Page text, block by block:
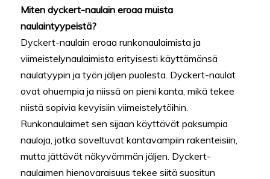
Miten dyckert-naulain eroaa muista
naulaintyypeistä?
Dyckert-naulain eroaa runkonaulaimista ja
viimeistelynaulaimista erityisesti käyttämänsä
naulatyypin ja työn jäljen puolesta. Dyckert-naulat
ovat ohuempia ja niissä on pieni kanta, mikä tekee
niistä sopivia kevyisiin viimeistelytöihin.
Runkonaulaimet sen sijaan käyttävät paksumpia
nauloja, jotka soveltuvat kantavampiin rakenteisiin,
mutta jättävät näkyvämmän jäljen. Dyckert-
naulaimen hienovaraisuus tekee siitä suositun